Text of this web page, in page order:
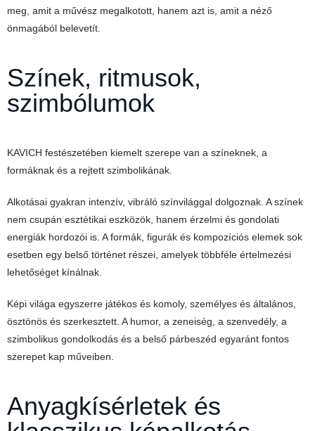
meg, amit a művész megalkotott, hanem azt is, amit a néző
önmagából belevetít.
Színek, ritmusok,
szimbólumok
KAVICH festészetében kiemelt szerepe van a színeknek, a
formáknak és a rejtett szimbolikának.
Alkotásai gyakran intenzív, vibráló színvilággal dolgoznak. A színek
nem csupán esztétikai eszközök, hanem érzelmi és gondolati
energiák hordozói is. A formák, figurák és kompozíciós elemek sok
esetben egy belső történet részei, amelyek többféle értelmezési
lehetőséget kínálnak.
Képi világa egyszerre játékos és komoly, személyes és általános,
ösztönös és szerkesztett. A humor, a zeneiség, a szenvedély, a
szimbolikus gondolkodás és a belső párbeszéd egyaránt fontos
szerepet kap műveiben.
Anyagkísérletek és